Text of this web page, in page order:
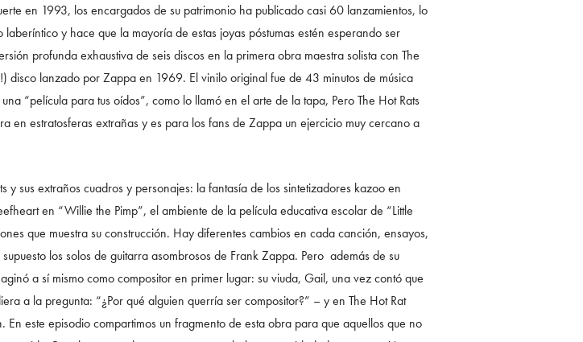
en 1993, los encargados de su patrimonio ha publicado casi 60 lanzamientos, lo
y hace que la mayoría de estas joyas póstumas estén esperando ser
profunda exhaustiva de seis discos en la primera obra maestra solista con The
disco lanzado por Zappa en 1969. El vinilo original fue de 43 minutos de música
“película para tus oídos”, como lo llamó en el arte de la tapa, Pero The Hot Rats
en estratosferas extrañas y es para los fans de Zappa un ejercicio muy cercano a
y sus extraños cuadros y personajes: la fantasía de los sintetizadores kazoo en
en “Willie the Pimp”, el ambiente de la película educativa escolar de “Little
que muestra su construcción. Hay diferentes cambios en cada canción, ensayos,
los solos de guitarra asombrosos de Frank Zappa. Pero además de su
a sí mismo como compositor en primer lugar: su viuda, Gail, una vez contó que
a la pregunta: “¿Por qué alguien querría ser compositor?” – y en The Hot Rat
En este episodio compartimos un fragmento de esta obra para que aquellos que no